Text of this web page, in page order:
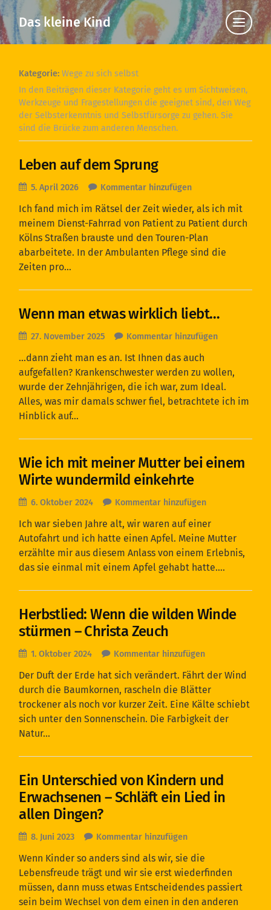
Das kleine Kind
Klicke
hier,
um
Kategorie:Wege zu sich selbst
In den Beiträgen dieser Kategorie geht es um Sichtweisen,
Werkzeuge und Fragestellungen die geeignet sind, den Weg
der Selbsterkenntnis und Selbstfürsorge zu gehen. Sie
sind die Brücke zum anderen Menschen.
Leben auf dem Sprung
5. April 2026 Kommentar hinzufügen
Ich fand mich im Rätsel der Zeit wieder, als ich mit
meinem Dienst-Fahrrad von Patient zu Patient durch
Kölns Straßen brauste und den Touren-Plan
abarbeitete. In der Ambulanten Pflege sind die
Zeiten pro…
Wenn man etwas wirklich liebt…
27. November 2025 Kommentar hinzufügen
…dann zieht man es an. Ist Ihnen das auch
aufgefallen? Krankenschwester werden zu wollen,
wurde der Zehnjährigen, die ich war, zum Ideal.
Alles, was mir damals schwer fiel, betrachtete ich im
Hinblick auf…
Wie ich mit meiner Mutter bei einem
Wirte wundermild einkehrte
6. Oktober 2024 Kommentar hinzufügen
Ich war sieben Jahre alt, wir waren auf einer
Autofahrt und ich hatte einen Apfel. Meine Mutter
erzählte mir aus diesem Anlass von einem Erlebnis,
das sie einmal mit einem Apfel gehabt hatte….
Herbstlied: Wenn die wilden Winde
stürmen – Christa Zeuch
1. Oktober 2024 Kommentar hinzufügen
Der Duft der Erde hat sich verändert. Fährt der Wind
durch die Baumkornen, rascheln die Blätter
trockener als noch vor kurzer Zeit. Eine Kälte schiebt
sich unter den Sonnenschein. Die Farbigkeit der
Natur…
Ein Unterschied von Kindern und
Erwachsenen – Schläft ein Lied in
allen Dingen?
8. Juni 2023 Kommentar hinzufügen
Wenn Kinder so anders sind als wir, sie die
Lebensfreude trägt und wir sie erst wiederfinden
müssen, dann muss etwas Entscheidendes passiert
sein beim Wechsel von dem einen in den anderen